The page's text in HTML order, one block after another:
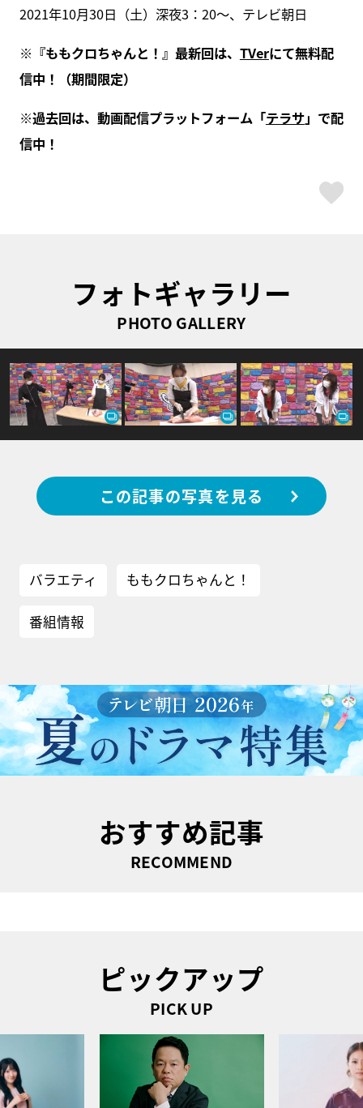
2021年10月30日（土）深夜3：20～、テレビ朝日
※『ももクロちゃんと！』最新回は、 TVerにて無料配
信中！（期間限定）
※過去回は、動画配信プラットフォーム「テラサ」で配
信中！
フォトギャラリー
PHOTO GALLERY
この記事の写真を見る
バラエティ ももクロちゃんと！
番組情報
おすすめ記事
RECOMMEND
ピックアップ
PICK UP